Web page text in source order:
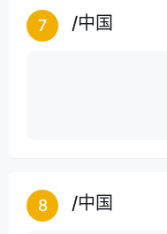
7 /中国
8 /中国